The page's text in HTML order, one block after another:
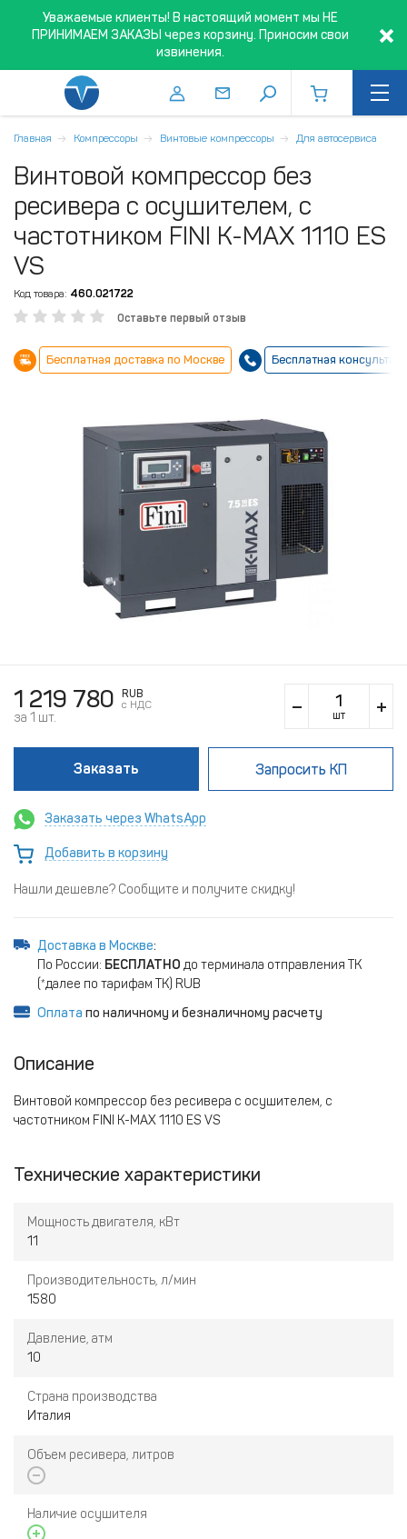
Уважаемые клиенты! В настоящий момент мы НЕ
ПРИНИМАЕМ ЗАКАЗЫ через корзину. Приносим свои
извинения.
Главная Компрессоры Винтовые компрессоры Для автосервиса
Винтовой компрессор без
ресивера с осушителем, с
частотником FINI K-MAX 1110 ES
VS
Код товара: 460.021722
Оставьте первый отзыв
Бесплатная доставка по Москве Бесплатная
1 219 780
RUB
c НДС
за 1 шт. шт
Заказать Запросить КП
Заказать через WhatsApp
Добавить в корзину
Нашли дешевле? Сообщите и получите скидку!
Доставка в Москве:
По России: БЕСПЛАТНО до терминала отправления ТК
(*далее по тарифам ТК) RUB
Оплата по наличному и безналичному расчету
Описание
Винтовой компрессор без ресивера с осушителем, с
частотником FINI K-MAX 1110 ES VS
Технические характеристики
Мощность двигателя, кВт
11
Производительность, л/мин
1580
Давление, атм
10
Страна производства
Италия
Объем ресивера, литров
Наличие осушителя